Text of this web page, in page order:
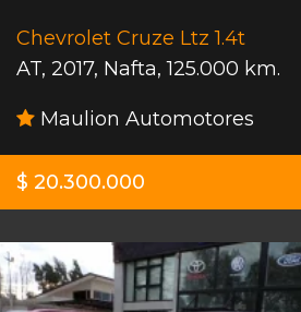
Chevrolet Cruze Ltz 1.4t
AT, 2017, Nafta,125.000 km.
Maulion Automotores
$ 20.300.000